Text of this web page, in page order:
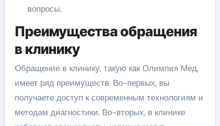
вопросы.
Преимущества обращения
в клинику
Обращение в клинику, такую как Олимпия Мед,
имеет ряд преимуществ. Во-первых, вы
получаете доступ к современным технологиям и
методам диагностики. Во-вторых, в клинике